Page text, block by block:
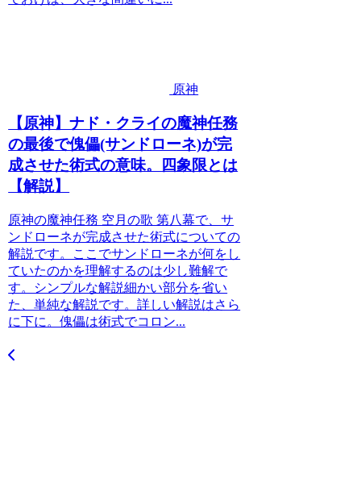
原神
【原神】ナド・クライの魔神任務
の最後で傀儡(サンドローネ)が完
成させた術式の意味。四象限とは
【解説】
原神の魔神任務 空月の歌 第八幕で、サ
ンドローネが完成させた術式についての
解説です。ここでサンドローネが何をし
ていたのかを理解するのは少し難解で
す。シンプルな解説細かい部分を省い
た、単純な解説です。詳しい解説はさら
に下に。傀儡は術式でコロン...